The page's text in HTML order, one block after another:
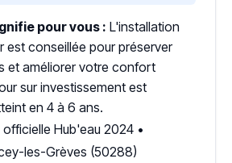
pour vous : L'installation
est conseillée pour préserver
et améliorer votre confort
sur investissement est
en 4 à 6 ans.
Hub'eau 2024 •
les-Grèves (50288)